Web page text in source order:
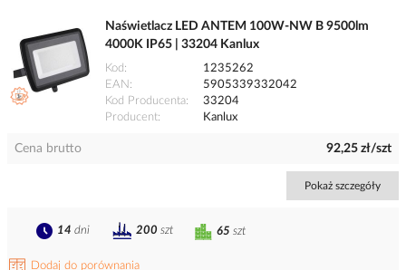
Naświetlacz LED ANTEM 100W-NW B 9500lm
4000K IP65 | 33204 Kanlux
Kod
1235262
EAN
5905339332042
Kod Producenta
33204
Producent
Kanlux
Cena brutto 92,25 zł/szt
Pokaż szczegóły
Dodaj do porównania
65 szt
14 dni 200 szt